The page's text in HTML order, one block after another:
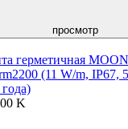
просмотр
герметичная
(11 W/m, IP67,
K